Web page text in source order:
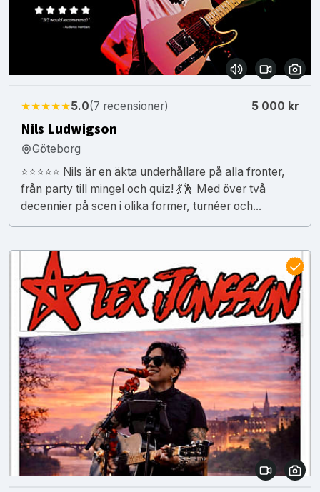
★★★★★5.0(7 recensioner) 5 000 kr
Nils Ludwigson
Göteborg
⭐⭐⭐⭐⭐ Nils är en äkta underhållare på alla fronter,
från party till mingel och quiz! 💃🕺 Med över två
decennier på scen i olika former, turnéer och...